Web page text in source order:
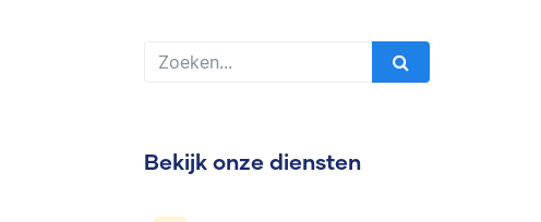
Bekijk onze diensten